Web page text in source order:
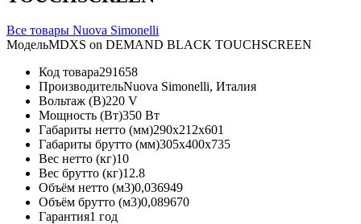
Все товары Nuova Simonelli
МодельMDXS on DEMAND BLACK TOUCHSCREEN
Код товара291658
ПроизводительNuova Simonelli, Италия
Вольтаж (В)220 V
Мощность (Вт)350 Вт
Габариты нетто (мм)290x212x601
Габариты брутто (мм)305x400x735
Вес нетто (кг)10
Вес брутто (кг)12.8
Объём нетто (м3)0,036949
Объём брутто (м3)0,089670
Гарантия1 год